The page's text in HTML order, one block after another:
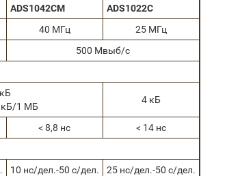
ADS1042CM
ADS1022C
40 МГц
25 МГц
500 Мвыб/с
1 MБ
4 кБ
< 8,8 нс
< 14 нс
10 нс/дел.-50 с/дел.
25 нс/дел.-50 с/дел.